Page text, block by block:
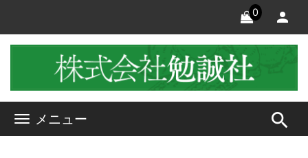
0
メニュー search